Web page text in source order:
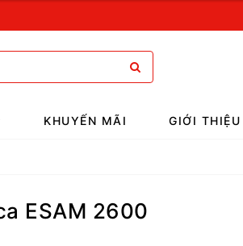
KHUYẾN MÃI GIỚI THIỆU
ESAM 2600